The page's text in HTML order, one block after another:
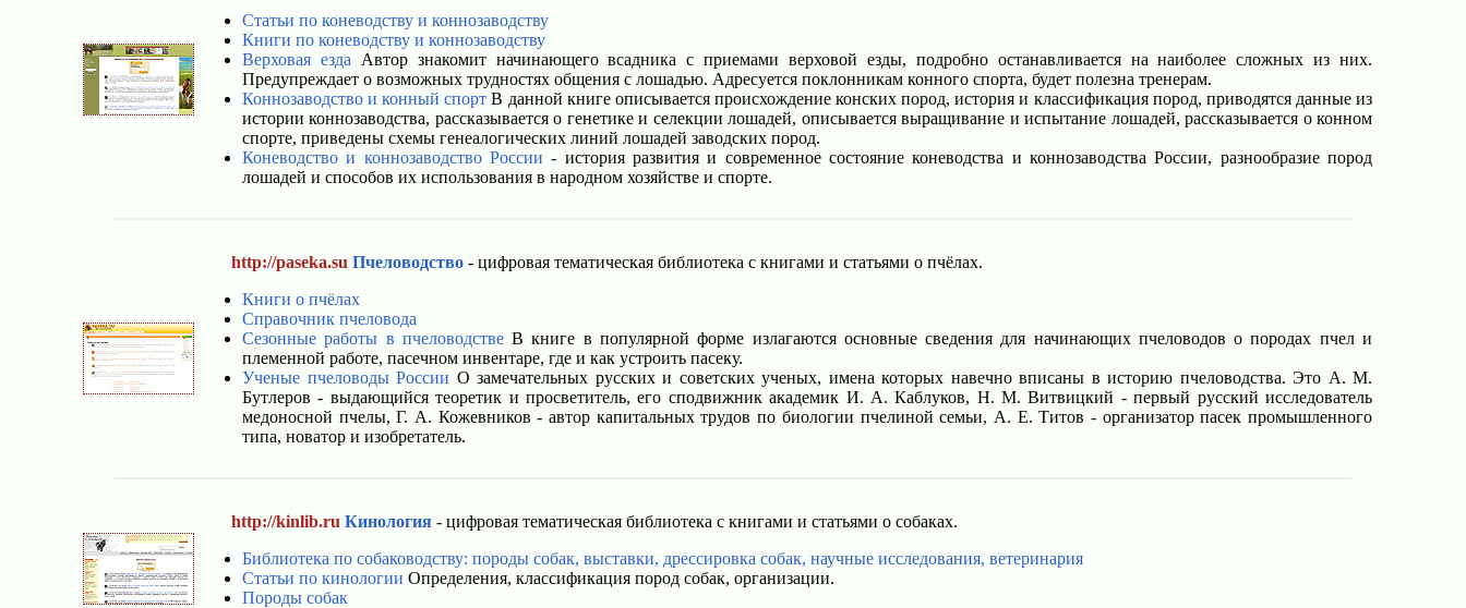
Статьи по коневодству и коннозаводству
Книги по коневодству и коннозаводству
Верховая езда Автор знакомит начинающего всадника с приемами верховой езды, подробно останавливается на наиболее сложных из них.
Предупреждает о возможных трудностях общения с лошадью. Адресуется поклонникам конного спорта, будет полезна тренерам.
Коннозаводство и конный спорт В данной книге описывается происхождение конских пород, история и классификация пород, приводятся данные из
истории коннозаводства, рассказывается о генетике и селекции лошадей, описывается выращивание и испытание лошадей, рассказывается о конном
спорте, приведены схемы генеалогических линий лошадей заводских пород.
Коневодство и коннозаводство России - история развития и современное состояние коневодства и коннозаводства России, разнообразие пород
лошадей и способов их использования в народном хозяйстве и спорте.
http://paseka.su Пчеловодство - цифровая тематическая библиотека с книгами и статьями о пчёлах.
Книги о пчёлах
Справочник пчеловода
Сезонные работы в пчеловодствеВ книге в популярной форме излагаются основные сведения для начинающих пчеловодов о породах пчел и
племенной работе, пасечном инвентаре, где и как устроить пасеку.
Ученые пчеловоды России О замечательных русских и советских ученых, имена которых навечно вписаны в историю пчеловодства. Это А. М.
Бутлеров - выдающийся теоретик и просветитель, его сподвижник академик И. А. Каблуков, Н. М. Витвицкий - первый русский исследователь
медоносной пчелы, Г. А. Кожевников - автор капитальных трудов по биологии пчелиной семьи, А. Е. Титов - организатор пасек промышленного
типа, новатор и изобретатель.
http://kinlib.ru Кинология - цифровая тематическая библиотека с книгами и статьями о собаках.
Библиотека по собаководству: породы собак, выставки, дрессировка собак, научные исследования, ветеринария
Статьи по кинологии Определения, классификация пород собак, организации.
Породы собак